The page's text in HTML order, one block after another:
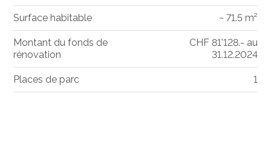
Surface habitable ~ 71.5 m²
Montant du fonds de
rénovation
CHF 81'128.- au
31.12.2024
Places de parc 1